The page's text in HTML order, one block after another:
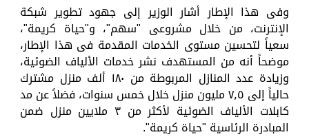
وفى هذا الإطار أشار الوزير إلى جهود تطوير شبكة
الإنترنت، من خلال مشروعى "سهم"، و"حياة كريمة"،
سعياً لتحسين مستوى الخدمات المقدمة فى هذا الإطار،
موضحاً أنه من المستهدف نشر خدمات الألياف الضوئية،
وزيادة عدد المنازل المربوطة من ۱٨٠ ألف منزل مشترك
حالياً إلى ٧٫٥ مليون منزل خلال خمس سنوات، فضلاً عن مد
كابلات الألياف الضوئية لأكثر من ۳ ملايين منزل ضمن
المبادرة الرئاسية "حياة كريمة".